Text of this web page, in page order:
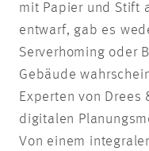
mit Papier und Stift
entwarf, gab es
Serverhoming oder
Gebäude
Experten von Drees
digitalen
Von einem